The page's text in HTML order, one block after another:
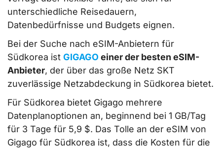
unterschiedliche Reisedauern,
Datenbedürfnisse und Budgets eignen.
Bei der Suche nach eSIM-Anbietern für
Südkorea ist GIGAGO einer der besten eSIM-
Anbieter, der über das große Netz SKT
zuverlässige Netzabdeckung in Südkorea bietet.
Für Südkorea bietet Gigago mehrere
Datenplanoptionen an, beginnend bei 1 GB/Tag
für 3 Tage für 5,9 $. Das Tolle an der eSIM von
Gigago für Südkorea ist, dass die Kosten für die